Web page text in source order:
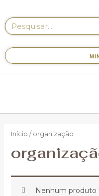
Início / organização
Nenhum produto